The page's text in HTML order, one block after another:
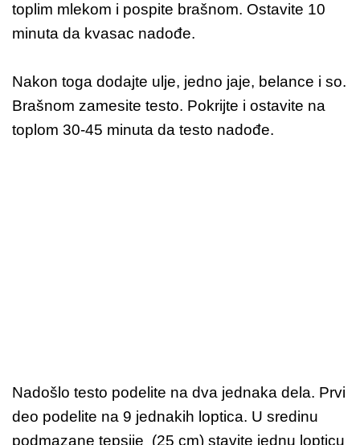
toplim mlekom i pospite brašnom. Ostavite 10
minuta da kvasac nadođe.
Nakon toga dodajte ulje, jedno jaje, belance i so.
Brašnom zamesite testo. Pokrijte i ostavite na
toplom 30-45 minuta da testo nadođe.
Nadošlo testo podelite na dva jednaka dela. Prvi
deo podelite na 9 jednakih loptica. U sredinu
podmazane tepsije (25 cm) stavite jednu lopticu